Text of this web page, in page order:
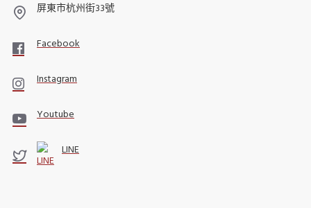
屏東市杭州街33號
Facebook
Instagram
Youtube
LINE